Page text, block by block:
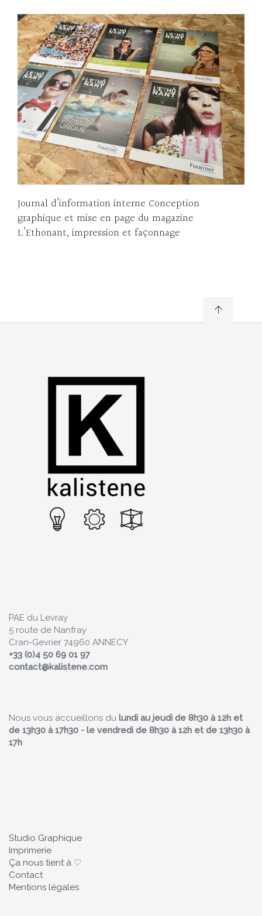
Journal d’information interne Conception
graphique et mise en page du magazine
L’Ethonant, impression et façonnage
PAE du Levray
5 route de Nanfray
Cran-Gevrier 74960 ANNECY
+33 (0)4 50 69 01 97
contact@kalistene.com
Nous vous accueillons du lundi au jeudi de 8h30 à 12h et
de 13h30 à 17h30 - le vendredi de 8h30 à 12h et de 13h30 à
17h
Studio Graphique
Imprimerie
Ça nous tient à ♡
Contact
Mentions légales